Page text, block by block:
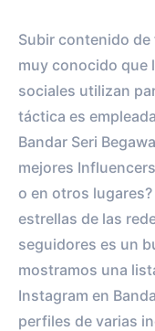
Subir contenido
muy conocido que
sociales utilizan
táctica es
Bandar Seri
mejores
o en otros
estrellas de las
seguidores es un
mostramos una
Instagram en
perfiles de varias